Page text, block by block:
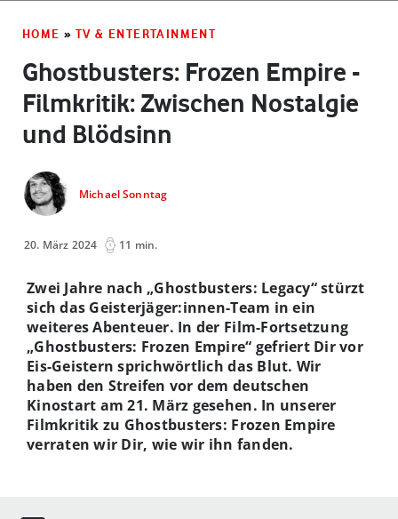
HOME » TV & ENTERTAINMENT
Ghostbusters: Frozen Empire ­
Filmkritik: Zwischen Nostalgie
und Blödsinn
Michael Sonntag
20. März 2024 11 min.
Zwei Jahre nach „Ghostbusters: Legacy“ stürzt
sich das Geisterjäger:innen-Team in ein
weiteres Abenteuer. In der Film-Fortsetzung
„Ghostbusters: Frozen Empire“ gefriert Dir vor
Eis-Geistern sprichwörtlich das Blut. Wir
haben den Streifen vor dem deutschen
Kinostart am 21. März gesehen. In unserer
Filmkritik zu Ghostbusters: Frozen Empire
verraten wir Dir, wie wir ihn fanden.